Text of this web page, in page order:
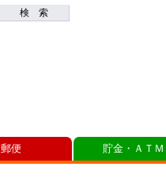
検 索
郵便 貯金・ＡＴＭ